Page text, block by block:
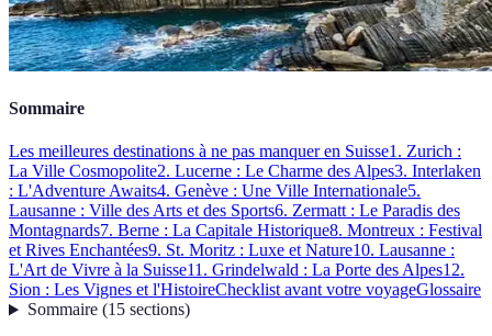
Sommaire
Les meilleures destinations à ne pas manquer en Suisse1. Zurich :
La Ville Cosmopolite2. Lucerne : Le Charme des Alpes3. Interlaken
: L'Adventure Awaits4. Genève : Une Ville Internationale5.
Lausanne : Ville des Arts et des Sports6. Zermatt : Le Paradis des
Montagnards7. Berne : La Capitale Historique8. Montreux : Festival
et Rives Enchantées9. St. Moritz : Luxe et Nature10. Lausanne :
L'Art de Vivre à la Suisse11. Grindelwald : La Porte des Alpes12.
Sion : Les Vignes et l'HistoireChecklist avant votre voyageGlossaire
Sommaire(15 sections)